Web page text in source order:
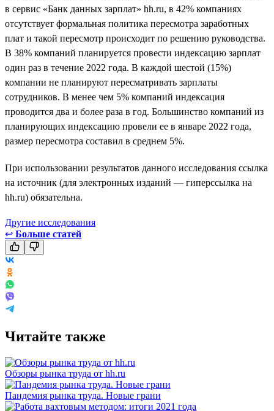
в сервис «Банк данных зарплат» hh.ru, в 42% компаниях
отсутствует формальная политика пересмотра заработных
плат и такой пересмотр происходит по решению руководства.
В 38% компаний планируется провести индексацию зарплат
один раз в течение 2022 года. В каждой шестой (15%)
компании не планируют пересматривать зарплаты
сотрудников. В менее чем 5% компаний индексация
проводится два и более раза в год. Большинство компаний из
планирующих индексацию провели ее в январе 2022 года,
размер пересмотра составил в среднем 5%.
При использовании результатов данного исследования ссылка
на источник (для электронных изданий — гиперссылка на
hh.ru) обязательна.
Другие исследования
↩ Больше статей
Читайте также
Обзоры рынка труда от hh.ru
Пандемия рынка труда. Новые грани